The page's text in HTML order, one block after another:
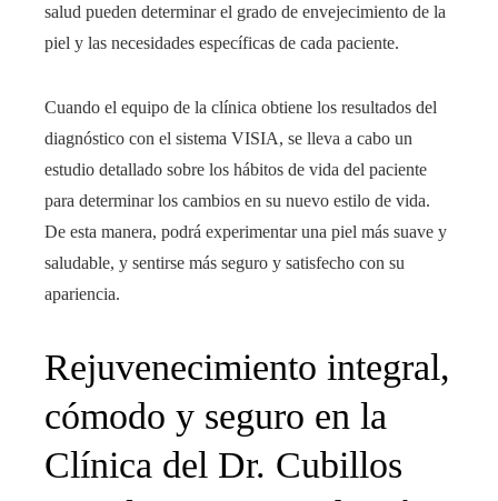
salud pueden determinar el grado de envejecimiento de la
piel y las necesidades específicas de cada paciente.
Cuando el equipo de la clínica obtiene los resultados del
diagnóstico con el sistema VISIA, se lleva a cabo un
estudio detallado sobre los hábitos de vida del paciente
para determinar los cambios en su nuevo estilo de vida.
De esta manera, podrá experimentar una piel más suave y
saludable, y sentirse más seguro y satisfecho con su
apariencia.
Rejuvenecimiento integral,
cómodo y seguro en la
Clínica del Dr. Cubillos